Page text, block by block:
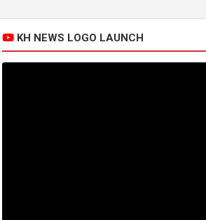
KH NEWS LOGO LAUNCH